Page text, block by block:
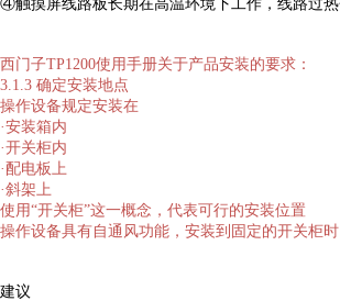
④触摸屏线路板长期在高温环境下工作，线路过
西门子TP1200使用手册关于产品安装的要求：
3.1.3 确定安装地点
操作设备规定安装在
·安装箱内
·开关柜内
·配电板上
·斜架上
使用“开关柜”这一概念，代表可行的安装位置
操作设备具有自通风功能，安装到固定的开关柜
建议